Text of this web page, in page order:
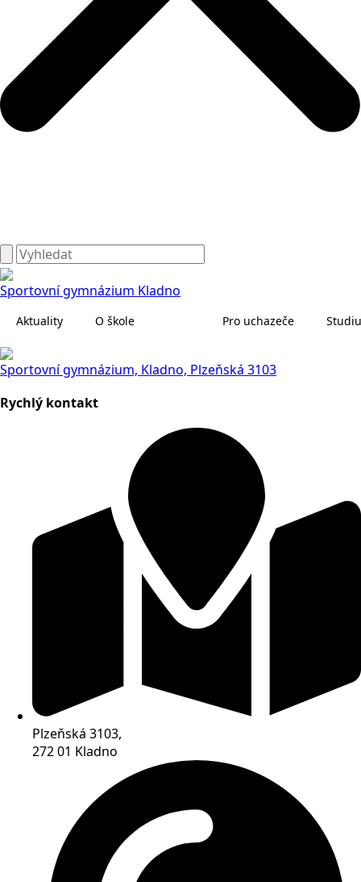
Sportovní gymnázium Kladno
Aktuality O škole Pro uchazeče
Sportovní gymnázium, Kladno, Plzeňská 3103
Rychlý kontakt
Plzeňská 3103,
272 01 Kladno